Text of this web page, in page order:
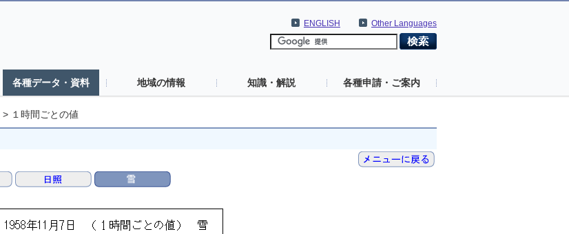
Other Languages
ENGLISH
各種データ・資料 地域の情報 知識・解説 各種申請・ご案内
> １時間ごとの値